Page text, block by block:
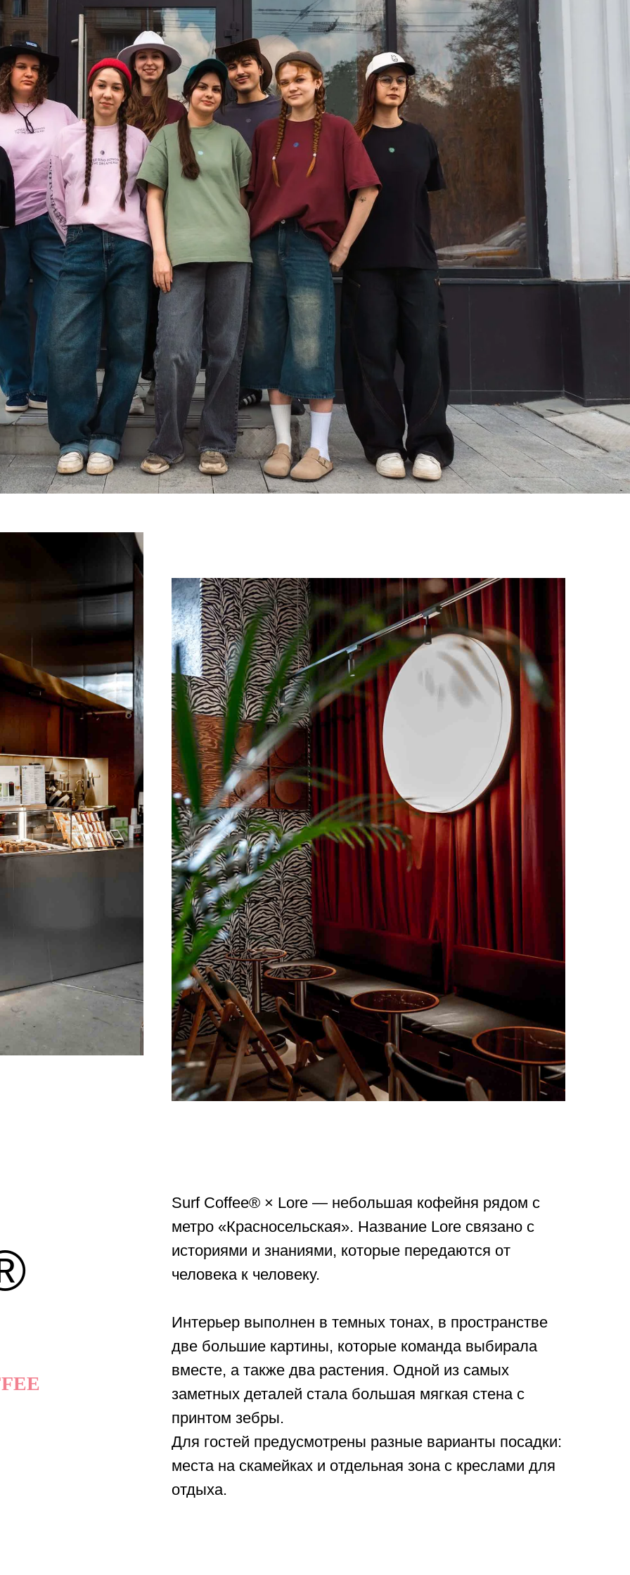
Surf Coffee® × Lore — небольшая кофейня рядом с
метро «Красносельская». Название Lore связано с
историями и знаниями, которые передаются от
человека к человеку.
Интерьер выполнен в темных тонах, в пространстве
две большие картины, которые команда выбирала
вместе, а также два растения. Одной из самых
заметных деталей стала большая мягкая стена с
принтом зебры.
Для гостей предусмотрены разные варианты посадки:
места на скамейках и отдельная зона с креслами для
отдыха.